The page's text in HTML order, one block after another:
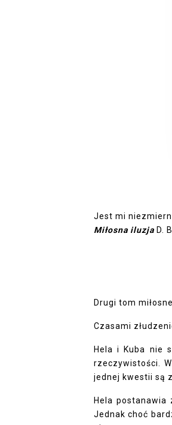
Jest mi
Miłosna iluzja D.
Drugi tom
Czasami
Hela i Kuba nie
rzeczywistości.
jednej kwestii są
Hela postanawia
Jednak choć